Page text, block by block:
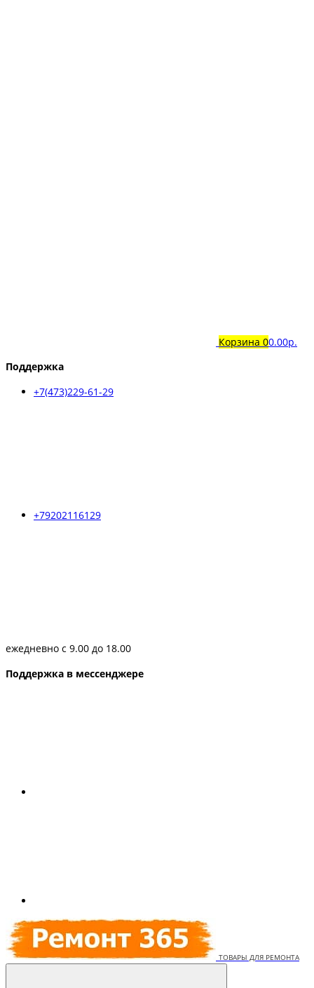
Корзина 00.00р.
Поддержка
+7(473)229-61-29
+79202116129
ежедневно с 9.00 до 18.00
Поддержка в мессенджере